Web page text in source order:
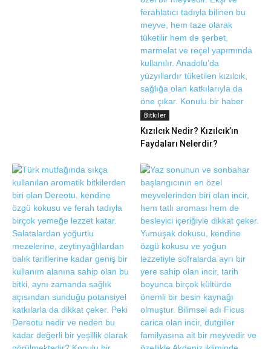
Bitkiler
Kızılcık Nedir? Kızılcık’ın
Faydaları Nelerdir?